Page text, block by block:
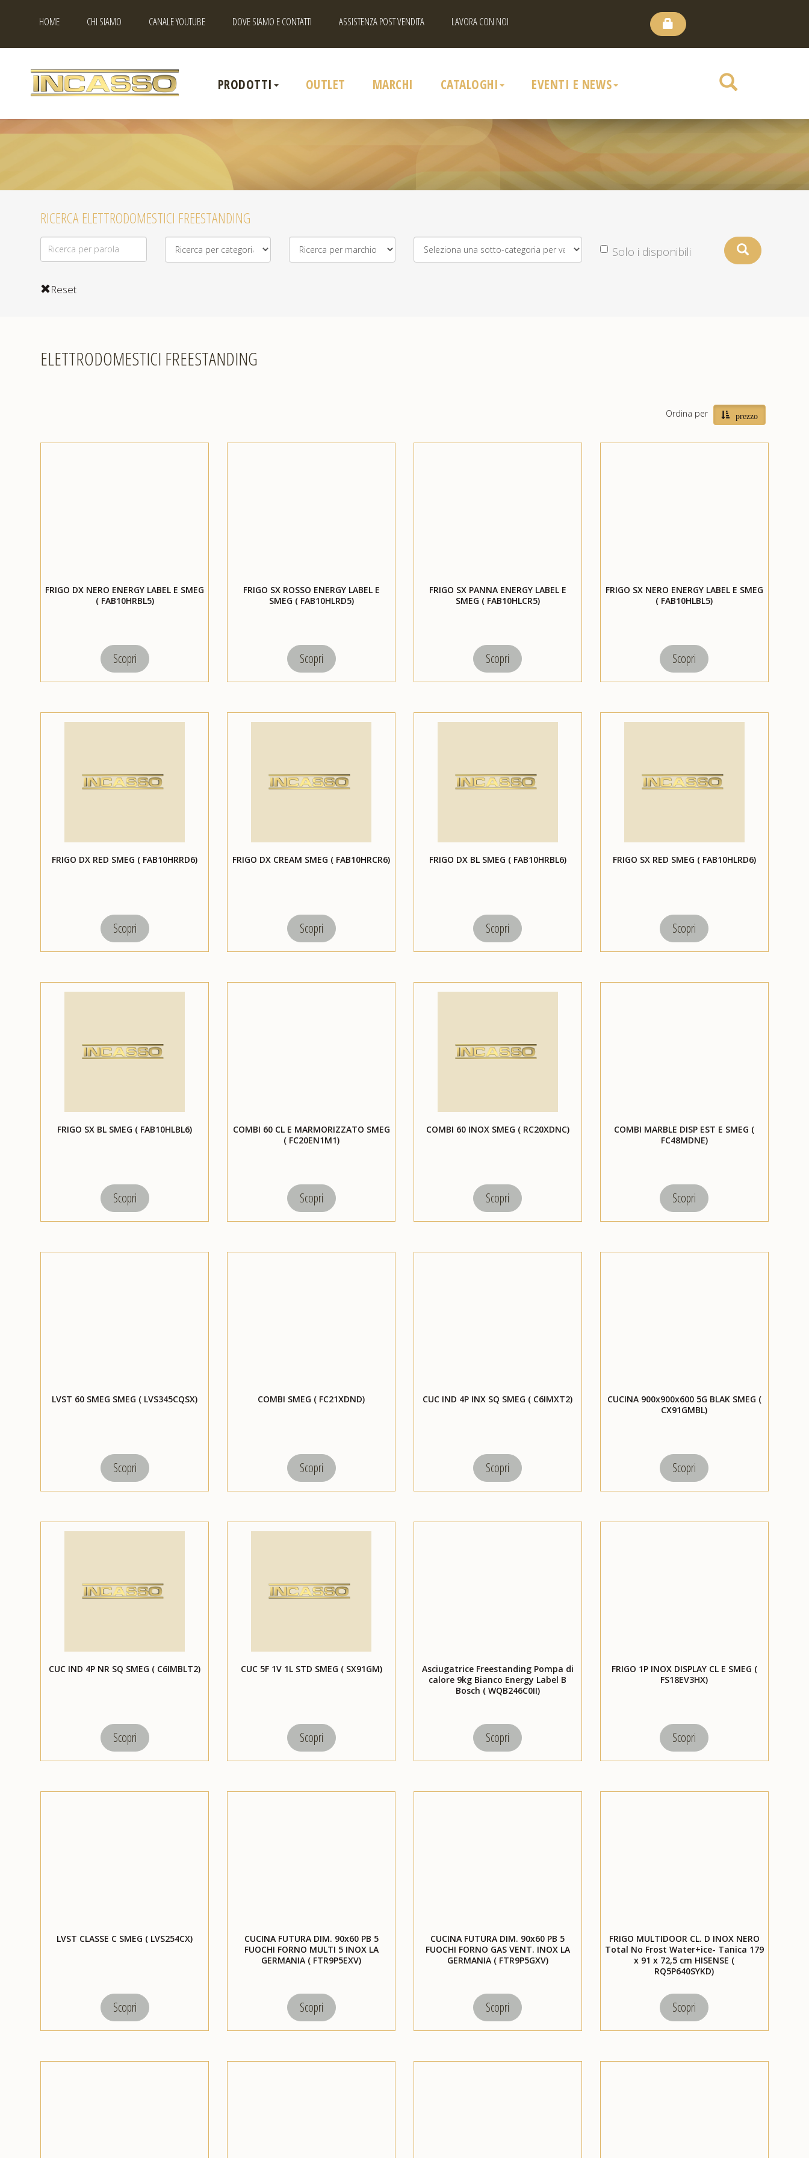
HOME CHI SIAMO CANALE YOUTUBE DOVE SIAMO E CONTATTI ASSISTENZA POST VENDITA LAVORA CON NOI
PRODOTTI OUTLET MARCHI CATALOGHI EVENTI E NEWS
RICERCA ELETTRODOMESTICI FREESTANDING
Solo i disponibili
Reset
ELETTRODOMESTICI FREESTANDING
Ordina per prezzo
FRIGO DX NERO ENERGY LABEL E SMEG
( FAB10HRBL5)
Scopri
FRIGO SX ROSSO ENERGY LABEL E
SMEG ( FAB10HLRD5)
Scopri
FRIGO SX PANNA ENERGY LABEL E
SMEG ( FAB10HLCR5)
Scopri
FRIGO SX NERO ENERGY LABEL E SMEG
( FAB10HLBL5)
Scopri
FRIGO DX RED SMEG ( FAB10HRRD6)
Scopri
FRIGO DX CREAM SMEG ( FAB10HRCR6)
Scopri
FRIGO DX BL SMEG ( FAB10HRBL6)
Scopri
FRIGO SX RED SMEG ( FAB10HLRD6)
Scopri
FRIGO SX BL SMEG ( FAB10HLBL6)
Scopri
COMBI 60 CL E MARMORIZZATO SMEG
( FC20EN1M1)
Scopri
COMBI 60 INOX SMEG ( RC20XDNC)
Scopri
COMBI MARBLE DISP EST E SMEG (
FC48MDNE)
Scopri
LVST 60 SMEG SMEG ( LVS345CQSX)
Scopri
COMBI SMEG ( FC21XDND)
Scopri
CUC IND 4P INX SQ SMEG ( C6IMXT2)
Scopri
CUCINA 900x900x600 5G BLAK SMEG (
CX91GMBL)
Scopri
CUC IND 4P NR SQ SMEG ( C6IMBLT2)
Scopri
CUC 5F 1V 1L STD SMEG ( SX91GM)
Scopri
Asciugatrice Freestanding Pompa di
calore 9kg Bianco Energy Label B
Bosch ( WQB246C0II)
Scopri
FRIGO 1P INOX DISPLAY CL E SMEG (
FS18EV3HX)
Scopri
LVST CLASSE C SMEG ( LVS254CX)
Scopri
CUCINA FUTURA DIM. 90x60 PB 5
FUOCHI FORNO MULTI 5 INOX LA
GERMANIA ( FTR9P5EXV)
Scopri
CUCINA FUTURA DIM. 90x60 PB 5
FUOCHI FORNO GAS VENT. INOX LA
GERMANIA ( FTR9P5GXV)
Scopri
FRIGO MULTIDOOR CL. D INOX NERO
Total No Frost Water+ice- Tanica 179
x 91 x 72,5 cm HISENSE (
RQ5P640SYKD)
Scopri